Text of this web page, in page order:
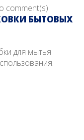
comment(s)
БЫТОВЫХ
для мытья